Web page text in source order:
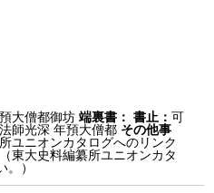
大僧都御坊 端裏書： 書止：可
師光深 年預大僧都 その他事
ユニオンカタログへのリンク
（東大史料編纂所ユニオンカタ
）